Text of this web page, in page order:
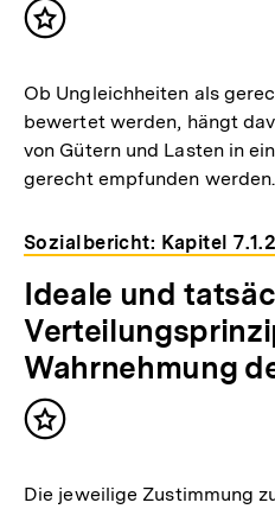
Inhalt
Ob Ungleichheiten als
bewertet werden, hängt
von Gütern und Lasten in
gerecht empfunden werden.
Sozialbericht: Kapitel 7.1.2
Ideale und
Wahrnehmung
Inhalt
Die jeweilige Zustimmung